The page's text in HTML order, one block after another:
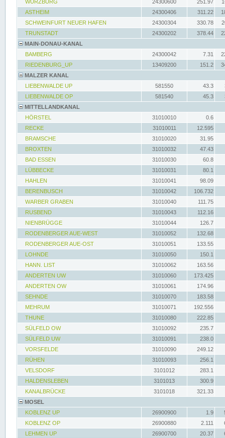
WÜRZBURG 24300600 251.97
ASTHEIM
24300406 311.22
SCHWEINFURT NEUER HAFEN
24300304 330.78
TRUNSTADT
24300202 378.44
MAIN-DONAU-KANAL
BAMBERG
24300042 7.31
RIEDENBURG_UP
13409200 151.2
MALZER KANAL
LIEBENWALDE UP
581550 43.3
LIEBENWALDE OP
581540 45.3
MITTELLANDKANAL
HÖRSTEL
31010010
0.6
RECKE
31010011
12.595
BRAMSCHE
31010020
31.95
BROXTEN
31010032
47.43
BAD ESSEN
31010030
60.8
LÜBBECKE
31010031
80.1
HAHLEN
31010041
98.09
BERENBUSCH
31010042
106.732
WARBER GRABEN
31010040
111.75
RUSBEND
31010043
112.16
NIENBRÜGGE
31010044
126.7
RODENBERGER AUE-WEST
31010052
132.68
RODENBERGER AUE-OST
31010051
133.55
LOHNDE
31010050
150.1
HANN. LIST
31010062
163.56
ANDERTEN UW
31010060
173.425
ANDERTEN OW
31010061
174.96
SEHNDE
31010070
183.58
MEHRUM
31010071
192.556
THUNE
31010080
222.85
SÜLFELD OW
31010092
235.7
SÜLFELD UW
31010091
238.0
VORSFELDE
31010090
249.12
RÜHEN
31010093
256.1
VELSDORF
3101012
283.1
HALDENSLEBEN
3101013
300.9
KANALBRÜCKE
3101018
321.33
MOSEL
KOBLENZ UP
26900900 1.9
KOBLENZ OP
26900880 2.111
LEHMEN UP
26900700 20.37